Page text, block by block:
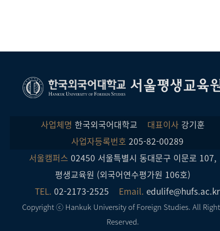
깨닫고 내가 참 많이 부족했구나, 앞으로 공부할 것이
태산이구나, 조금 더 빨리 시작하지 못한 것에 후회가
흥미를 가지게 되어 이 수강이 끝나고도 어떤 식으로도
같이 스터디를 이어나갈 것을 생각하고 있는 걸 보면,
이는 비단 저 뿐만이 느끼는 것이 아니라고 생각합니다.
꼭 통번역대학원 진학, 통번역사가 되는 것이 목표가
아니어도, 언어를 공부한다면 통번역 훈련은 누구에게나
도움이 될 수 있을 것이라 생각합니다. 저 역시 실제로
회사에서 당장 요구되는 능력이었기 때문에 수강을
결심했고, 수강을 마친 지금도 이는 훈련없이는 결코 잘
할 수 없는 부분이라 생각합니다. 앞으로도 기초과정을
경험이었습니다. 이 자리를 빌어 모든 분들께 다시 한 번
여기에 더해 멋진 동기생들과 맺은 인연은 저에게
소중한 선물입니다. 나이와 전공, 직업도 다른 사람들이
있었습니다. 이제 그들과 함께 할 수 없는 토요일이
한동안은 허전함으로 채워질 것만 같습니다. Will is
power! (의지가 힘이다!) 라는 영어 속담이 있습니다.
지금 혹시 주저하신다면 의지를 갖고 도전하세요!후회
없는 결과를 얻을 수 있을 것입니다.
서울평생교육
사업체명 한국외국어대학교 대표이사 강기훈
사업자등록번호 205-82-00289
서울캠퍼스 02450 서울특별시 동대문구 이문로 107,
평생교육원 (외국어연수평가원 106호)
TEL. 02-2173-2525 Email. edulife@hufs.ac.kr
Copyright ⓒ Hankuk University of Foreign Studies. All
Reserved.